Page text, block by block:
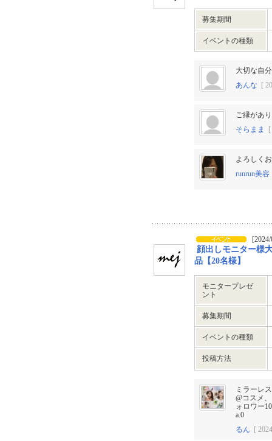
募集期間
イベントの種類
大切な自
あんな [
ご縁があ
そらまま
よろしく
runrun美容
顔出しモニター様
品【20名様】
モニタープレゼ
ント
募集期間
イベントの種類
投稿方法
ミラーレ
@コスメ
ォロワー
a.0
るん [